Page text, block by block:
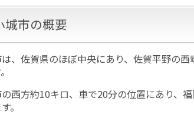
城市の概要
、佐賀県のほぼ中央にあり、佐賀平野の
西方約10キロ、車で20分の位置にあり、
。